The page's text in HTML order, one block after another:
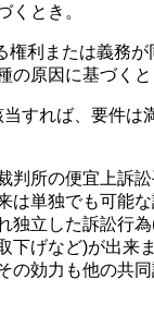
くとき。
権利または義務
の原因に基づくと
すれば、要件は
判所の便宜上訴
は単独でも可能
独立した訴訟行
下げなど)が出来
の効力も他の共